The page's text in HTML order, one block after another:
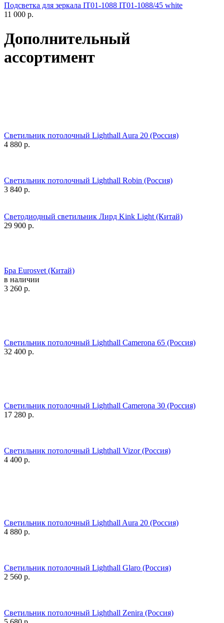
Подсветка для зеркала IT01-1088 IT01-1088/45 white
11 000 р.
Дополнительный
ассортимент
Светильник потолочный Lighthall Aura 20 (Россия)
4 880 р.
Светильник потолочный Lighthall Robin (Россия)
3 840 р.
Светодиодный светильник Лирд Kink Light (Китай)
29 900 р.
Бра Eurosvet (Китай)
в наличии
3 260 р.
Светильник потолочный Lighthall Camerona 65 (Россия)
32 400 р.
Светильник потолочный Lighthall Camerona 30 (Россия)
17 280 р.
Светильник потолочный Lighthall Vizor (Россия)
4 400 р.
Светильник потолочный Lighthall Aura 20 (Россия)
4 880 р.
Светильник потолочный Lighthall Glaro (Россия)
2 560 р.
Светильник потолочный Lighthall Zenira (Россия)